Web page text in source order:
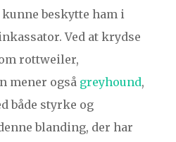
beskytte ham i
Ved at krydse
rottweiler,
mener også greyhound,
både styrke og
blanding, der har